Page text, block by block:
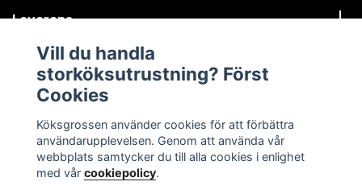
Leverans
Kundinformation
Vill du handla
storköksutrustning? Först
Cookies
Köksgrossen använder cookies för att förbättra
användarupplevelsen. Genom att använda vår
webbplats samtycker du till alla cookies i enlighet
med vår cookiepolicy.